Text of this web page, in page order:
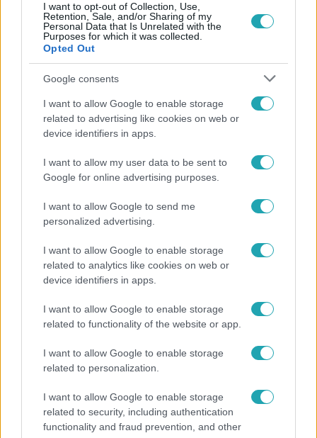
I want to opt-out of Collection, Use,
Retention, Sale, and/or Sharing of my
Personal Data that Is Unrelated with the
Purposes for which it was collected.
Opted Out
Google consents
I want to allow Google to enable storage
related to advertising like cookies on web or
device identifiers in apps.
I want to allow my user data to be sent to
Google for online advertising purposes.
I want to allow Google to send me
personalized advertising.
I want to allow Google to enable storage
related to analytics like cookies on web or
device identifiers in apps.
I want to allow Google to enable storage
related to functionality of the website or app.
I want to allow Google to enable storage
related to personalization.
I want to allow Google to enable storage
related to security, including authentication
functionality and fraud prevention, and other
Belföld
életművét a Sziget Fesztiválon
előtt vették észre, hogy már nem él